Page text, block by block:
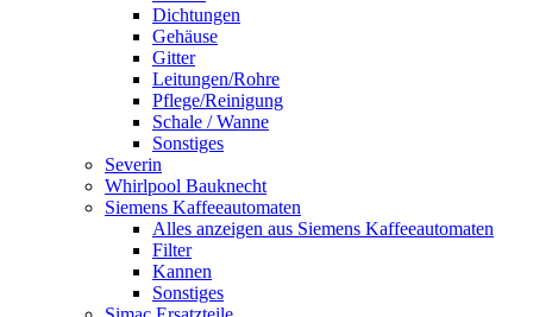
Dichtungen
Gehäuse
Gitter
Leitungen/Rohre
Pflege/Reinigung
Schale / Wanne
Sonstiges
Severin
Whirlpool Bauknecht
Siemens Kaffeeautomaten
Alles anzeigen aus Siemens Kaffeeautomaten
Filter
Kannen
Sonstiges